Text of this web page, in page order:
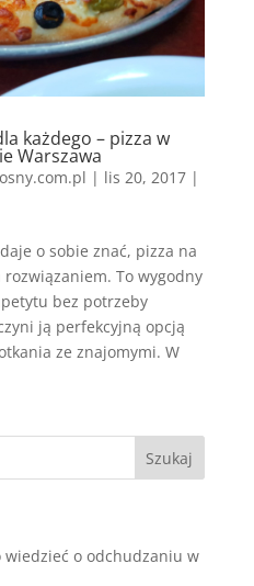
każdego – pizza w
Warszawa
| lis 20, 2017|
o sobie znać, pizza na
To wygodny
bez potrzeby
ją perfekcyjną opcją
ze znajomymi. W
o odchudzaniu w